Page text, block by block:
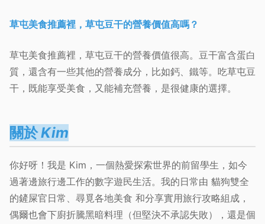
草屯美食推薦裡，草屯豆干的營養價值高嗎？
草屯美食推薦裡，草屯豆干的營養價值很高。豆干富含蛋白
質，還含有一些其他的營養成分，比如鈣、鐵等。吃草屯豆
干，既能享受美食，又能補充營養，是很健康的選擇。
關於Kim
你好呀！我是 Kim ，一個熱愛探索世界的前留學生 ，如今
過著邊旅行邊工作的數字遊民生活。我的日常由 貓狗雙全
的鏟屎官日常 、 尋覓各地美食 和分享實用旅行攻略組成，
偶爾也會下廚折騰黑暗料理（但堅決不承認失敗），還是個